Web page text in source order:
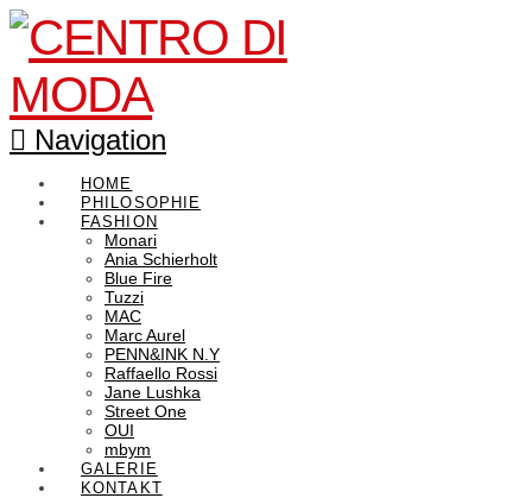
Navigation
HOME
PHILOSOPHIE
FASHION
Monari
Ania Schierholt
Blue Fire
Tuzzi
MAC
Marc Aurel
PENN&INK N.Y
Raffaello Rossi
Jane Lushka
Street One
OUI
mbym
GALERIE
KONTAKT